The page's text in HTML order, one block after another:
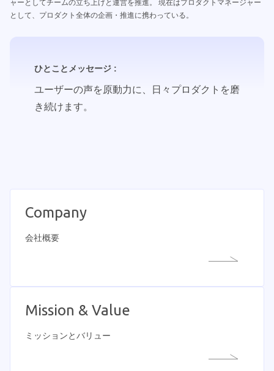
ャーとしてチームの立ち上げと運営を推進。 現在はプロダクトマネージャー
として、プロダクト全体の企画・推進に携わっている。
ひとことメッセージ :
ユーザーの声を原動力に、日々プロダクトを磨
き続けます。
Company
会社概要
Mission & Value
ミッションとバリュー